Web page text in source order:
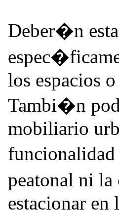
Deber�n
los espacios
Tambi�n
mobiliario
peatonal ni
estacionar en